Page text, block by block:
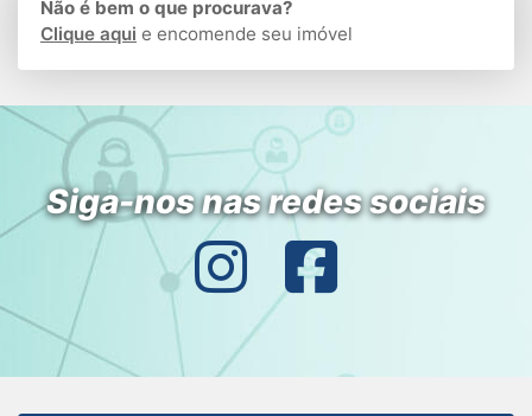
Não é bem o que procurava?
Clique aqui e encomende seu imóvel
Siga-nos nas redes sociais